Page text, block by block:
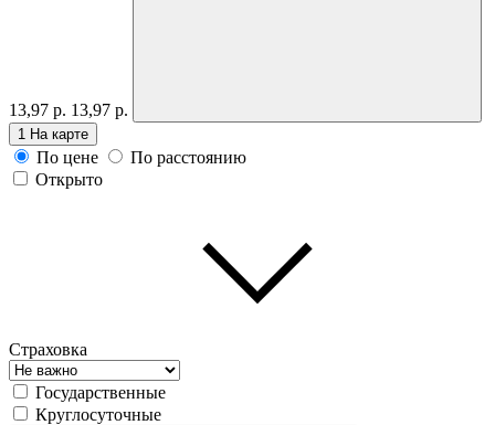
13,97 р. 13,97 р.
1 На карте
По цене
По расстоянию
Открыто
Страховка
Государственные
Круглосуточные